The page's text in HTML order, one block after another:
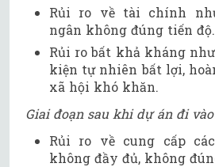
Rủi ro về tài chính
ngân không đúng tiến độ.
Rủi ro bất khả kháng
kiện tự nhiên bất lợi,
xã hội khó khăn.
Giai đoạn sau khi dự án đi
Rủi ro về cung cấp
không đầy đủ, không